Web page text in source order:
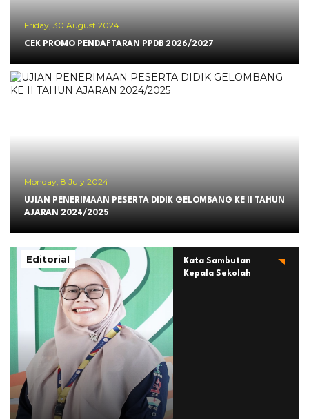
Friday, 30 August 2024
CEK PROMO PENDAFTARAN PPDB 2026/2027
Monday, 8 July 2024
UJIAN PENERIMAAN PESERTA DIDIK GELOMBANG KE II TAHUN
AJARAN 2024/2025
Editorial
Kata Sambutan
Kepala Sekolah